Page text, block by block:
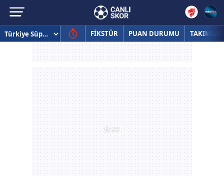
FİKSTÜR PUAN DURUMU TAKIMLAR